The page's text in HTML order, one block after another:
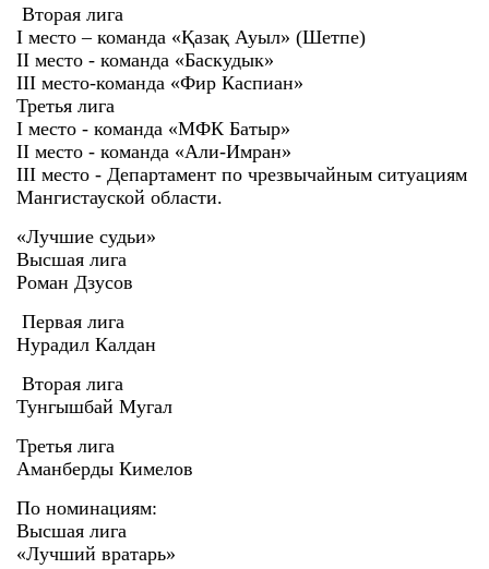
Вторая лига
I место – команда «Қазақ Ауыл» (Шетпе)
II место - команда «Баскудык»
III место-команда «Фир Каспиан»
Третья лига
I место - команда «МФК Батыр»
II место - команда «Али-Имран»
III место - Департамент по чрезвычайным ситуациям
Мангистауской области.
«Лучшие судьи»
Высшая лига
Роман Дзусов
Первая лига
Нурадил Калдан
Вторая лига
Тунгышбай Мугал
Третья лига
Аманберды Кимелов
По номинациям:
Высшая лига
«Лучший вратарь»